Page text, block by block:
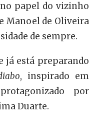
papel do vizinho
Manoel de Oliveira
de sempre.
já está preparando
, inspirado em
por
Duarte.